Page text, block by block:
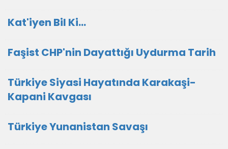
Kat'iyen Bil Ki…
Faşist CHP'nin Dayattığı Uydurma Tarih
Türkiye Siyasi Hayatında Karakaşi-
Kapani Kavgası
Türkiye Yunanistan Savaşı